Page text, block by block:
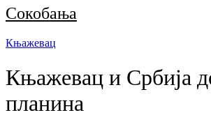
Сокобања
Књажевац
Књажевац и Србија
планина